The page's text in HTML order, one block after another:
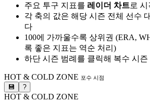
주요 투구 지표를 레이더 차트로
각 축의 값은 해당 시즌 전체 선수
다
100에 가까울수록 상위권 (ERA,
록 좋은 지표는 역순 처리)
하단 시즌 범례를 클릭해 복수 시즌
HOT & COLD ZONE 포수 시점
💾 ?
HOT & COLD ZONE